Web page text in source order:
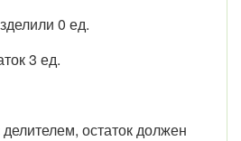
0 ед.
3 ед.
остаток должен